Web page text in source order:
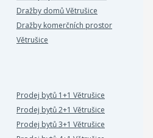
Dražby domů Větrušice
Dražby komerčních prostor
Větrušice
Prodej bytů 1+1 Větrušice
Prodej bytů 2+1 Větrušice
Prodej bytů 3+1 Větrušice